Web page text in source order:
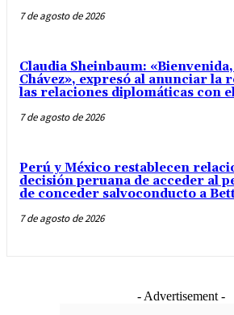
7 de agosto de 2026
Claudia Sheinbaum:
Chávez», expresó al anunciar la
las relaciones diplomáticas con
7 de agosto de 2026
Perú y México restablecen
decisión peruana de acceder al
de conceder salvoconducto a
7 de agosto de 2026
- Advertisement -